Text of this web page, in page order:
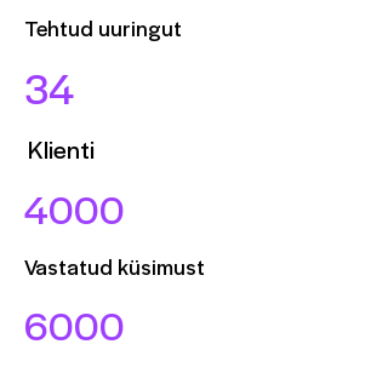
Tehtud uuringut
34
Klienti
4000
Vastatud küsimust
6000